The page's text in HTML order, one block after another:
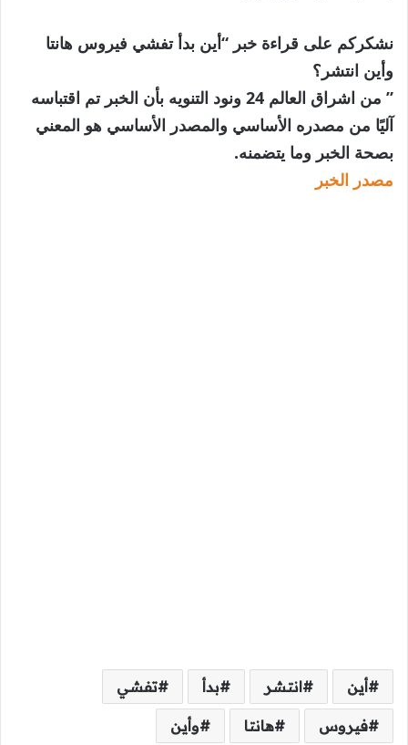
نشكركم على قراءة خبر “أين بدأ تفشي فيروس هانتا
وأين انتشر؟
” من اشراق العالم 24 ونود التنويه بأن الخبر تم اقتباسه
آليًا من مصدره الأساسي والمصدر الأساسي هو المعني
بصحة الخبر وما يتضمنه.
مصدر الخبر
أين انتشر بدأ تفشي
فيروس هانتا وأين